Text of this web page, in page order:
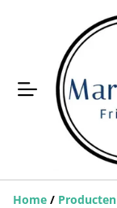
Home / Producten